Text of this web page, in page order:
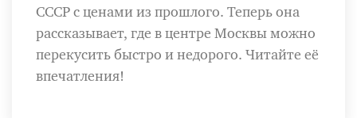
СССР с ценами из прошлого. Теперь она
рассказывает, где в центре Москвы можно
перекусить быстро и недорого. Читайте её
впечатления!